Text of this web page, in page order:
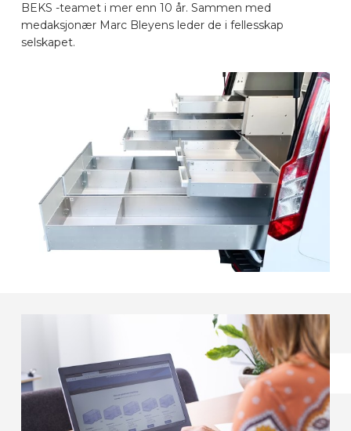
NO
BEKS -teamet i mer enn 10 år. Sammen med
medaksjonær Marc Bleyens leder de i fellesskap
selskapet.